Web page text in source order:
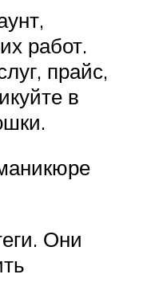
работ.
прайс,
в
Они